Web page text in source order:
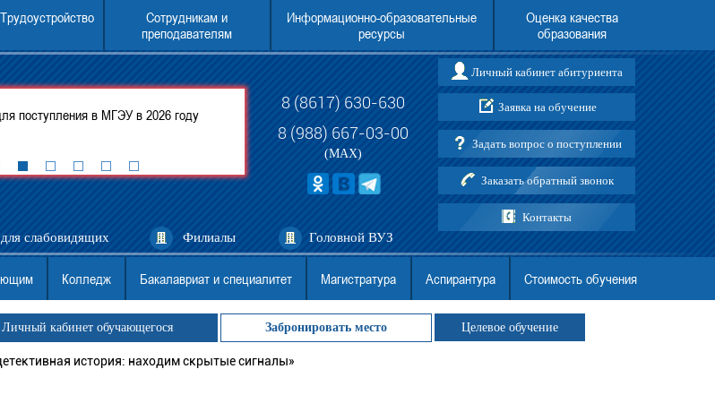
Трудоустройство
Сотрудникам и
преподавателям
Информационно-образовательные
ресурсы
Оценка качества
образования
поступления в МГЭУ в 2026 году
Консультации по вопросам поступления в АНО
ВО МГЭУ
Перевод в Новороссийский институт
АНО ВО МГЭУ (в т.ч. граждан
ДНР)
8 (8617) 630-630
8 (988) 667-03-00
(MAX)
слабовидящих Филиалы Головной ВУЗ
Заявка на обучение
Задать вопрос о поступлении
Заказать обратный звонок
Контакты
Личный кабинет абитуриента
Колледж Бакалавриат и специалитет Магистратура Аспирантура Стоимость обучения
Личный кабинет обучающегося Забронировать место Целевое обучение
история: находим скрытые сигналы»